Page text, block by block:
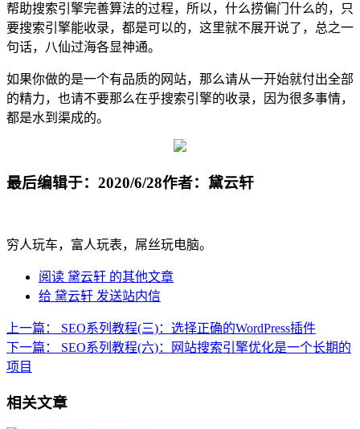
帮助搜索引擎完善算法的过程，所以，什么捞偏门什么的，只
要搜索引擎能收录，都是可以的，这里就不展开说了，总之一
句话，八仙过海各显神通。
如果你做的是一个有品质的网站，那么请从一开始就付出全部
的精力，也请不要那么在乎搜索引擎的收录，因为很多事情，
都是水到渠成的。
最后编辑于：2020/6/28作者：黛云轩
穷人玩车，富人玩表，屌丝玩电脑。
阅读 黛云轩 的其他文章
给 黛云轩 发送站内信
上一篇：
SEO系列教程(三)：选择正确的WordPress插件
下一篇：
SEO系列教程(六)：网站搜索引擎优化是一个长期的
项目
相关文章